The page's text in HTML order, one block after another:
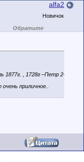
alfa2
Новичок
Обратите
внимание на
этом форуме.
низким
стажем,
осторожностью!
1877г. , 1728г –Петр 2-
приличное..